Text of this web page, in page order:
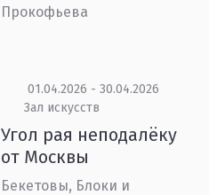
Прокофьева
01.04.2026 - 30.04.2026
Зал искусств
Угол рая неподалёку
от Москвы
Бекетовы, Блоки и